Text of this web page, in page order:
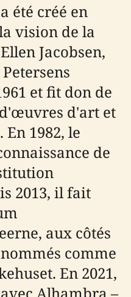
été créé en
vision de la
Jacobsen,
et fit don de
d'art et
1982, le
de
2013, il fait
aux côtés
comme
En 2021,
Alhambra –